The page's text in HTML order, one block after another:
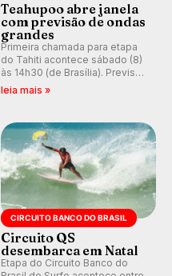
Teahupoo abre janela
com previsão de ondas
grandes
Primeira chamada para etapa
do Tahiti acontece sábado (8)
às 14h30 (de Brasília). Previsão
indica swell consistente.
Kelly Slater convidado.
leia mais »
CIRCUITO BANCO DO BRASIL
Circuito QS
desembarca em Natal
Etapa do Circuito Banco do